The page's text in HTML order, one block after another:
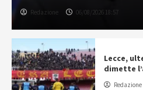
Redazione 06/08/2026 18:57
Lecce,
dimette
Redazione